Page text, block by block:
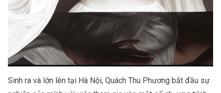
Sinh ra và lớn lên tại Hà Nội, Quách Thu Phương bắt đầu sự